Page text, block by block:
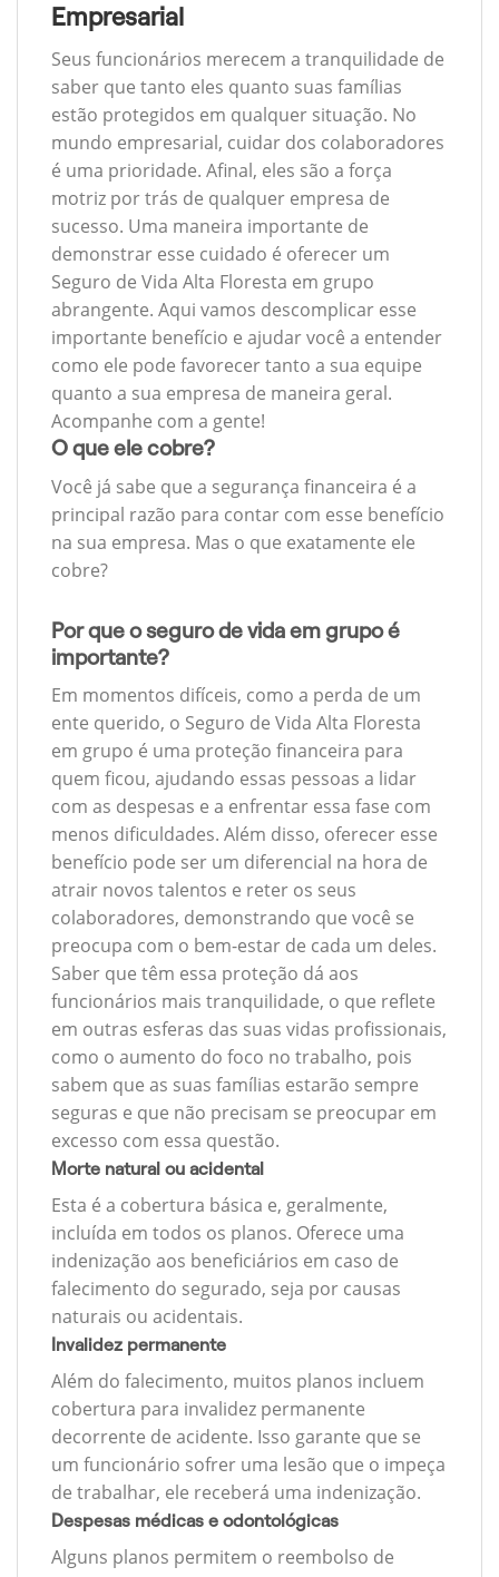
Empresarial
Seus funcionários merecem a tranquilidade de
saber que tanto eles quanto suas famílias
estão protegidos em qualquer situação. No
mundo empresarial, cuidar dos colaboradores
é uma prioridade. Afinal, eles são a força
motriz por trás de qualquer empresa de
sucesso. Uma maneira importante de
demonstrar esse cuidado é oferecer um
Seguro de Vida Alta Floresta em grupo
abrangente. Aqui vamos descomplicar esse
importante benefício e ajudar você a entender
como ele pode favorecer tanto a sua equipe
quanto a sua empresa de maneira geral.
Acompanhe com a gente!
O que ele cobre?
Você já sabe que a segurança financeira é a
principal razão para contar com esse benefício
na sua empresa. Mas o que exatamente ele
cobre?
Por que o seguro de vida em grupo é
importante?
Em momentos difíceis, como a perda de um
ente querido, o Seguro de Vida Alta Floresta
em grupo é uma proteção financeira para
quem ficou, ajudando essas pessoas a lidar
com as despesas e a enfrentar essa fase com
menos dificuldades. Além disso, oferecer esse
benefício pode ser um diferencial na hora de
atrair novos talentos e reter os seus
colaboradores, demonstrando que você se
preocupa com o bem-estar de cada um deles.
Saber que têm essa proteção dá aos
funcionários mais tranquilidade, o que reflete
em outras esferas das suas vidas profissionais,
como o aumento do foco no trabalho, pois
sabem que as suas famílias estarão sempre
seguras e que não precisam se preocupar em
excesso com essa questão.
Morte natural ou acidental
Esta é a cobertura básica e, geralmente,
incluída em todos os planos. Oferece uma
indenização aos beneficiários em caso de
falecimento do segurado, seja por causas
naturais ou acidentais.
Invalidez permanente
Além do falecimento, muitos planos incluem
cobertura para invalidez permanente
decorrente de acidente. Isso garante que se
um funcionário sofrer uma lesão que o impeça
de trabalhar, ele receberá uma indenização.
Despesas médicas e odontológicas
Alguns planos permitem o reembolso de